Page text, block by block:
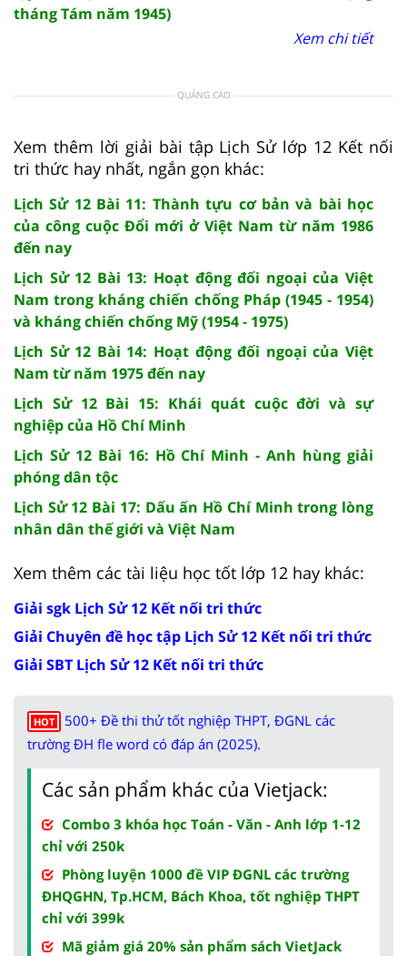
tháng Tám năm 1945)
Xem chi tiết
QUẢNG CÁO
Xem thêm lời giải bài tập Lịch Sử lớp 12 Kết nối
tri thức hay nhất, ngắn gọn khác:
Lịch Sử 12 Bài 11: Thành tựu cơ bản và bài học
của công cuộc Đổi mới ở Việt Nam từ năm 1986
đến nay
Lịch Sử 12 Bài 13: Hoạt động đối ngoại của Việt
Nam trong kháng chiến chống Pháp (1945 - 1954)
và kháng chiến chống Mỹ (1954 - 1975)
Lịch Sử 12 Bài 14: Hoạt động đối ngoại của Việt
Nam từ năm 1975 đến nay
Lịch Sử 12 Bài 15: Khái quát cuộc đời và sự
nghiệp của Hồ Chí Minh
Lịch Sử 12 Bài 16: Hồ Chí Minh - Anh hùng giải
phóng dân tộc
Lịch Sử 12 Bài 17: Dấu ấn Hồ Chí Minh trong lòng
nhân dân thế giới và Việt Nam
Xem thêm các tài liệu học tốt lớp 12 hay khác:
Giải sgk Lịch Sử 12 Kết nối tri thức
Giải Chuyên đề học tập Lịch Sử 12 Kết nối tri thức
Giải SBT Lịch Sử 12 Kết nối tri thức
HOT
500+ Đề thi thử tốt nghiệp THPT, ĐGNL các
trường ĐH fle word có đáp án (2025).
Các sản phẩm khác của Vietjack:
Combo 3 khóa học Toán - Văn - Anh lớp 1-12
chỉ với 250k
Phòng luyện 1000 đề VIP ĐGNL các trường
ĐHQGHN, Tp.HCM, Bách Khoa, tốt nghiệp THPT
chỉ với 399k
Mã giảm giá 20% sản phẩm sách VietJack